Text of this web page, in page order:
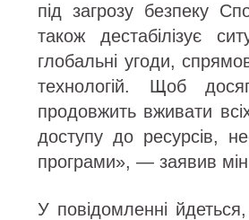
під загрозу безпеку
також дестабілізує
глобальні угоди,
технологій. Щоб
продовжить вживати
доступу до ресурсів,
програми», — заявив
У повідомленні